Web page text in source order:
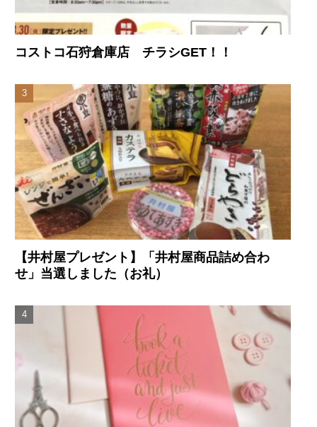
コストコ石狩倉庫店 チラシGET！！
【井村屋プレゼント】「井村屋商品詰め合わ
せ」当選しました（お礼）